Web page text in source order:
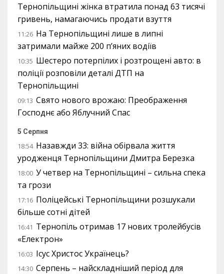
Тернопільщині жінка втратила понад 63 тисячі
гривень, намагаючись продати взуття
11:26 На Тернопільщині лише в липні
затримали майже 200 п’яних водіїв
10:35 Шестеро потерпілих і розтрощені авто: в
поліції розповіли деталі ДТП на
Тернопільщині
09:13 Свято нового врожаю: Преображення
Господнє або Яблучний Спас
5 Серпня
18:54 Назавжди 33: війна обірвала життя
уродженця Тернопільщини Дмитра Березка
18:00 У четвер на Тернопільщині – сильна спека
та грози
17:16 Поліцейські Тернопільщини розшукали
більше сотні дітей
16:41 Тернопіль отримав 17 нових тролейбусів
«Електрон»
16:03 Ісус Христос Українець?
14:30 Серпень – найскладніший період для